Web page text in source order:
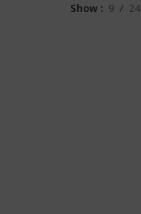
Show 9 24